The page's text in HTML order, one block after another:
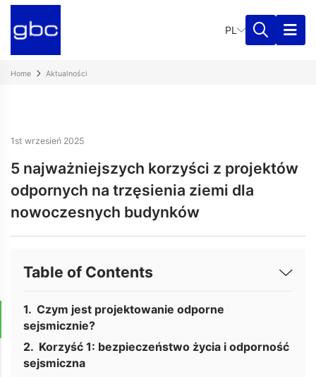
PL
Home Aktualności
1st wrzesień 2025
5 najważniejszych korzyści z projektów
odpornych na trzęsienia ziemi dla
nowoczesnych budynków
Table of Contents
Czym jest projektowanie odporne
sejsmicznie?
Korzyść 1: bezpieczeństwo życia i odporność
sejsmiczna